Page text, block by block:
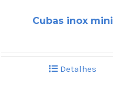
Cubas inox mini
Detalhes